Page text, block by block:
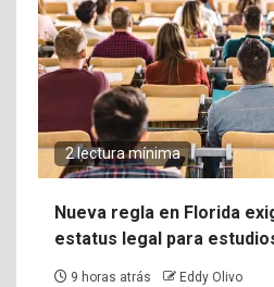
2 lectura mínima
Nueva regla en Florida
estatus legal para
9 horas atrás Eddy Olivo